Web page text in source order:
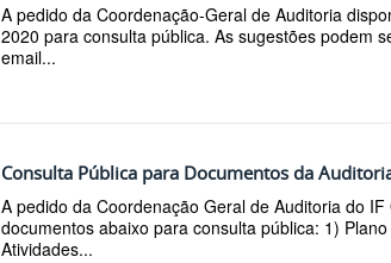
A pedido da Coordenação-Geral de Auditoria
2020 para consulta pública. As sugestões podem
email...
Consulta Pública para Documentos da
A pedido da Coordenação Geral de Auditoria do
documentos abaixo para consulta pública: 1)
Atividades...